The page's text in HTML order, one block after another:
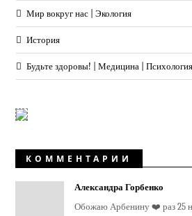
Мир вокруг нас | Экология
История
Будьте здоровы! | Медицина | Психология
КОММЕНТАРИИ
Александра Горбенко
Обожаю Арбенину ❤️ раз 25